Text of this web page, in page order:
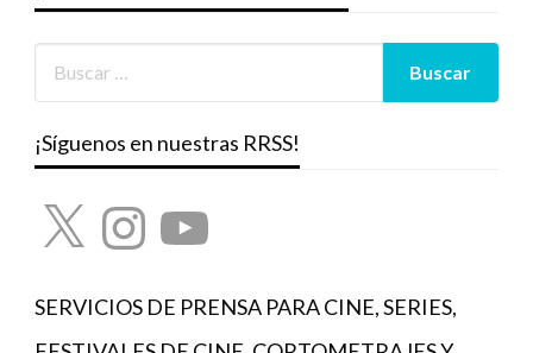
¡Síguenos en nuestras RRSS!
X InstagramYouTube
SERVICIOS DE PRENSA PARA CINE, SERIES,